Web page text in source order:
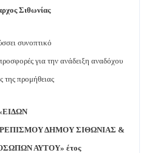
Σιθωνίας
συνοπτικό
για την ανάδειξη αναδόχου
της προμήθειας
ΔΗΜΟΥ ΣΙΘΩΝΙΑΣ &
ΑΥΤΟΥ» έτος